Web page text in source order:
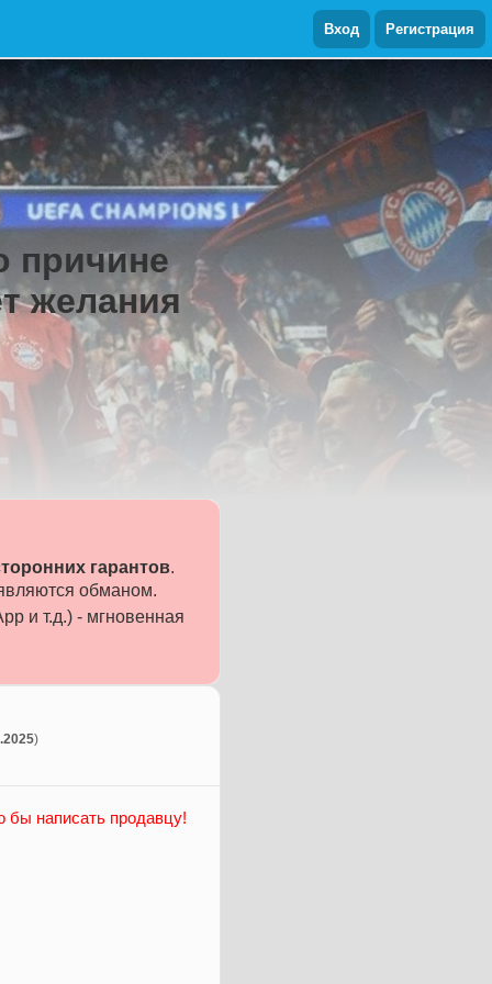
Вход Регистрация
причине
желания
гарантов.
обманом.
и т.д.) - мгновенная
)
бы написать продавцу!